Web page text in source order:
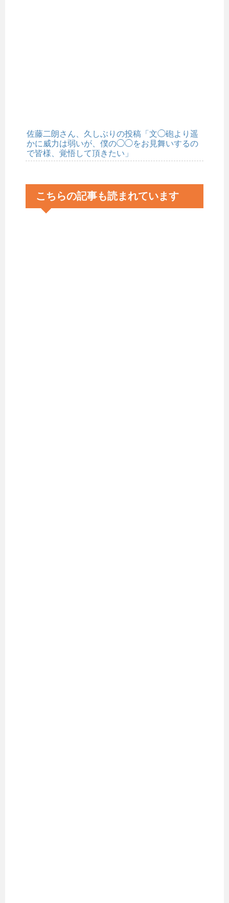
佐藤二朗さん、久しぶりの投稿「文◯砲より遥
かに威力は弱いが、僕の◯◯をお見舞いするの
で皆様、覚悟して頂きたい」
こちらの記事も読まれています